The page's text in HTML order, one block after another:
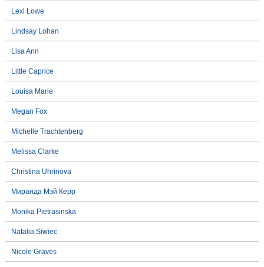
Lexi Lowe
Lindsay Lohan
Lisa Ann
Little Caprice
Louisa Marie
Megan Fox
Michelle Trachtenberg
Melissa Clarke
Christina Uhrinova
Миранда Мэй Керр
Monika Pietrasinska
Natalia Siwiec
Nicole Graves